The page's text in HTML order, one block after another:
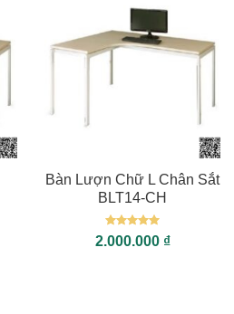
Bàn Lượn Chữ L Chân Sắt
BLT14-CH
Được xếp
hạng55
2.000.000 ₫